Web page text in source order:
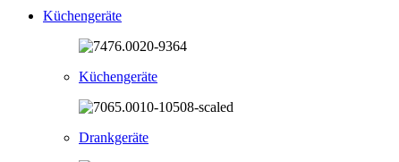
Küchengeräte
Küchengeräte
Drankgeräte